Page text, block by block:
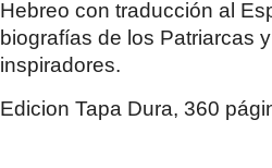
Hebreo con traducción al
biografías de los Patriarcas
inspiradores.
Edicion Tapa Dura, 360